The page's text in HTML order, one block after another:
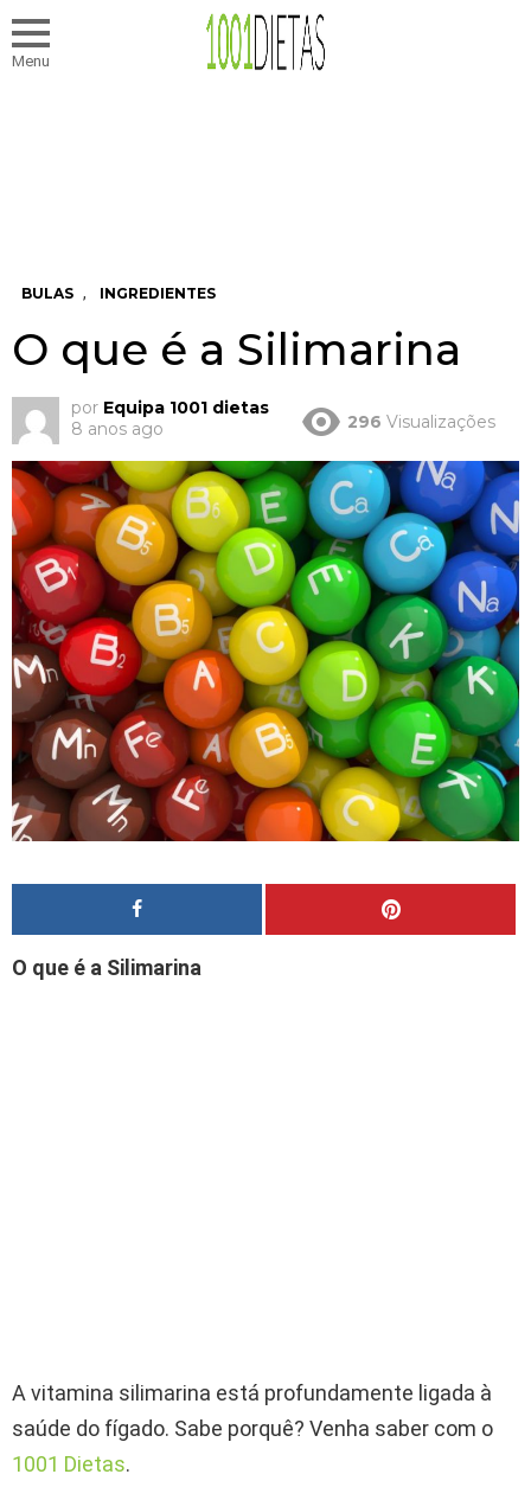
Menu
BULAS , INGREDIENTES
O que é a Silimarina
por Equipa 1001 dietas
8 anos ago
296 Visualizações
O que é a Silimarina
A vitamina silimarina está profundamente ligada à
saúde do fígado. Sabe porquê? Venha saber com o
1001 Dietas.